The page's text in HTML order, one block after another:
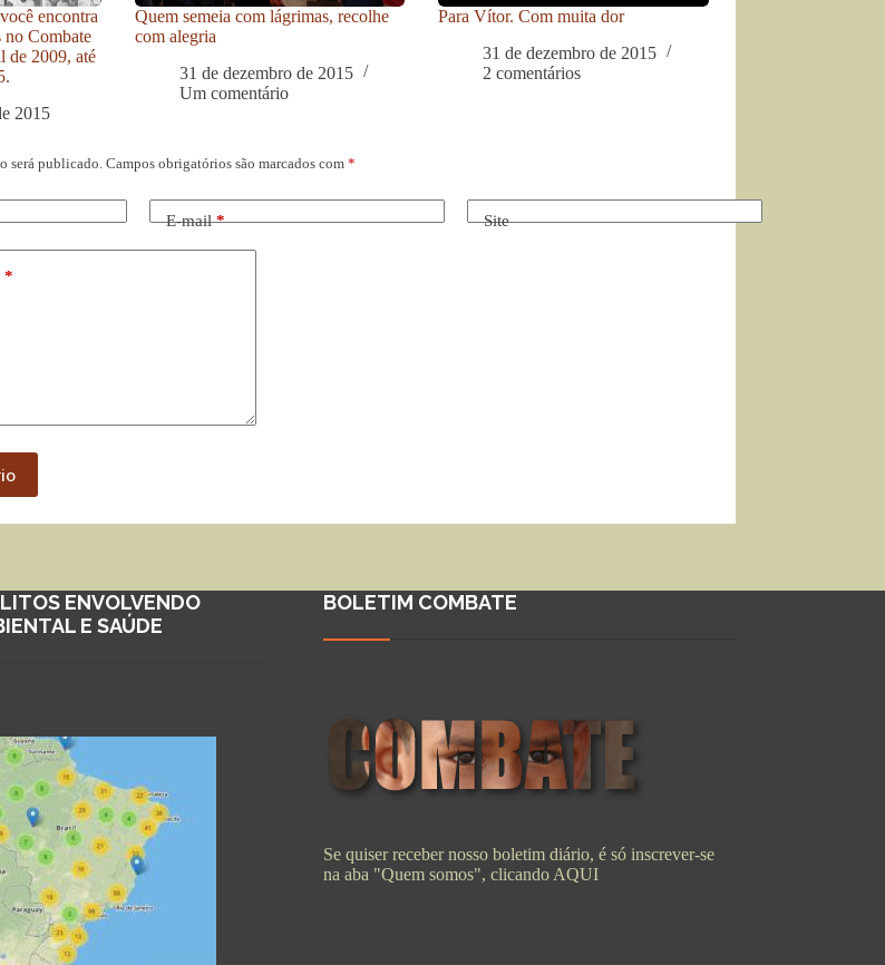
encontra
no Combate
de 2009, até
2015
Quem semeia com lágrimas, recolhe
com alegria
31 de dezembro de 2015
Um comentário
Para Vítor. Com muita dor
31 de dezembro de 2015
2 comentários
será publicado. Campos obrigatórios são marcados com *
E-mail* Site
*
ENVOLVENDO
E SAÚDE
BOLETIM COMBATE
Se quiser receber nosso boletim diário, é só inscrever-se
na aba "Quem somos", clicando AQUI